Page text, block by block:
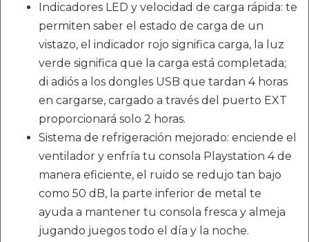
Indicadores LED y velocidad de carga rápida: te
permiten saber el estado de carga de un
vistazo, el indicador rojo significa carga, la luz
verde significa que la carga está completada;
di adiós a los dongles USB que tardan 4 horas
en cargarse, cargado a través del puerto EXT
proporcionará solo 2 horas.
Sistema de refrigeración mejorado: enciende el
ventilador y enfría tu consola Playstation 4 de
manera eficiente, el ruido se redujo tan bajo
como 50 dB, la parte inferior de metal te
ayuda a mantener tu consola fresca y almeja
jugando juegos todo el día y la noche.